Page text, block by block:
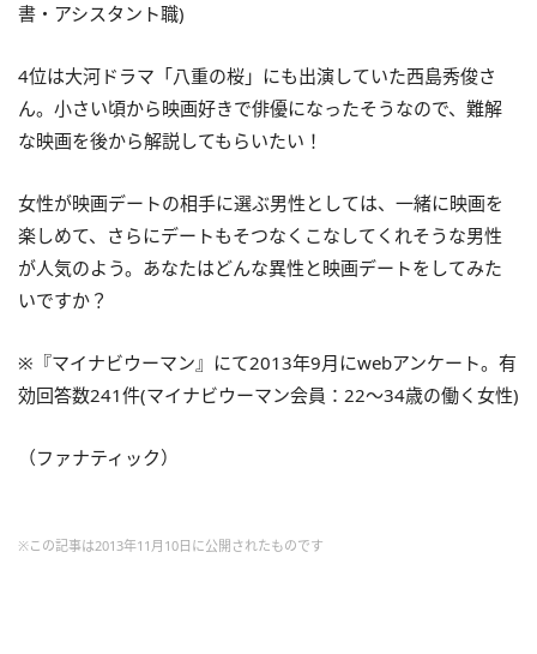
書・アシスタント職)
4位は大河ドラマ「八重の桜」にも出演していた西島秀俊さ
ん。小さい頃から映画好きで俳優になったそうなので、難解
な映画を後から解説してもらいたい！
女性が映画デートの相手に選ぶ男性としては、一緒に映画を
楽しめて、さらにデートもそつなくこなしてくれそうな男性
が人気のよう。あなたはどんな異性と映画デートをしてみた
いですか？
※『マイナビウーマン』にて2013年9月にwebアンケート。有
効回答数241件(マイナビウーマン会員：22～34歳の働く女性)
（ファナティック）
※この記事は2013年11月10日に公開されたものです